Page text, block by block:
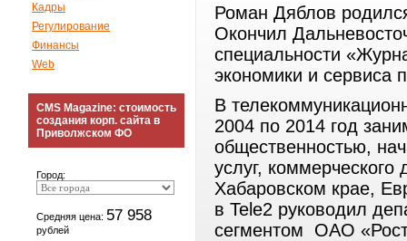
Кадры
Регулирование
Финансы
Web
CMS Magazine: стоимость
создания корп. сайта в
Приволжском ФО
Город:
Средняя цена: 57 958
рублей
Роман Дяблов
Окончил
специальности
экономики и сервиса
В
2004 по 2014 год
общественностью,
услуг,
Хабаровском крае,
в Tele2 руководил
сегментом ОАО